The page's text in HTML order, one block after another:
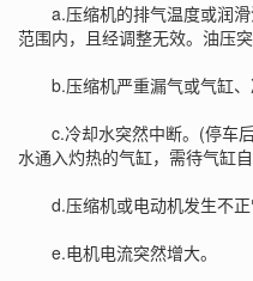
a.压缩机的排气温度或润滑
范围内，且经调整无效。油压
b.压缩机严重漏气或气缸、
c.冷却水突然中断。(停车后
水通入灼热的气缸，需待气缸
d.压缩机或电动机发生不正
e.电机电流突然增大。